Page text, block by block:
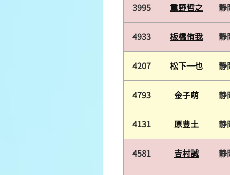
3995 重野哲之 静
4933 板橋侑我 静
4207 松下一也 静
4793 金子萌 静
4131 原豊土 静
4581 吉村誠 静